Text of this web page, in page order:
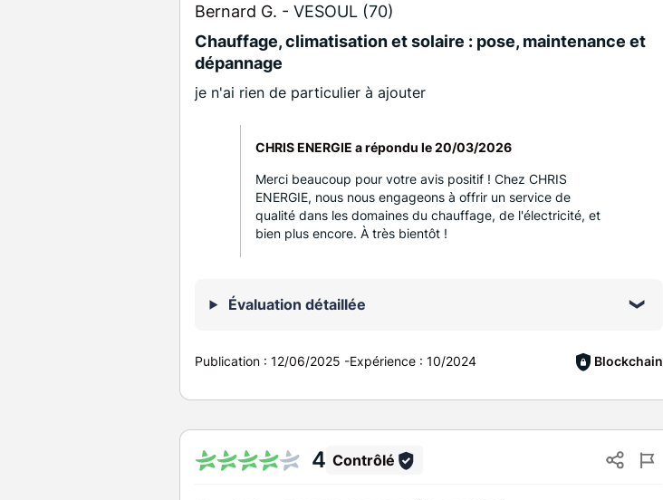
Bernard G. -VESOUL (70)
Chauffage, climatisation et solaire : pose, maintenance et
dépannage
je n'ai rien de particulier à ajouter
CHRIS ENERGIE a répondu le20/03/2026
Merci beaucoup pour votre avis positif ! Chez CHRIS
ENERGIE, nous nous engageons à offrir un service de
qualité dans les domaines du chauffage, de l'électricité, et
bien plus encore. À très bientôt !
Évaluation détaillée
Publication :12/06/2025 -Expérience :10/2024 Blockchain
4 Contrôlé